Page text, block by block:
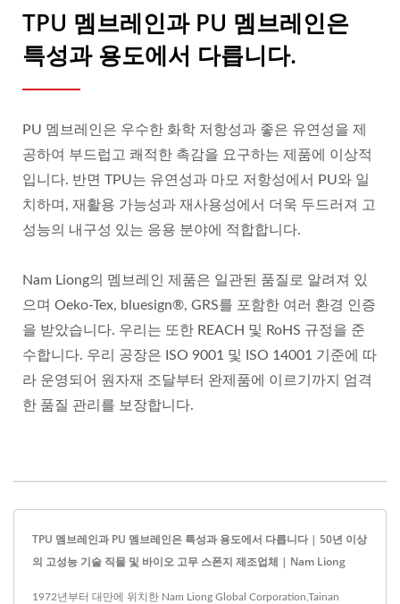
TPU 멤브레인과 PU 멤브레인은
특성과 용도에서 다릅니다.
PU 멤브레인은 우수한 화학 저항성과 좋은 유연성을 제
공하여 부드럽고 쾌적한 촉감을 요구하는 제품에 이상적
입니다. 반면 TPU는 유연성과 마모 저항성에서 PU와 일
치하며, 재활용 가능성과 재사용성에서 더욱 두드러져 고
성능의 내구성 있는 응용 분야에 적합합니다.
Nam Liong의 멤브레인 제품은 일관된 품질로 알려져 있
으며 Oeko-Tex, bluesign®, GRS를 포함한 여러 환경 인증
을 받았습니다. 우리는 또한 REACH 및 RoHS 규정을 준
수합니다. 우리 공장은 ISO 9001 및 ISO 14001 기준에 따
라 운영되어 원자재 조달부터 완제품에 이르기까지 엄격
한 품질 관리를 보장합니다.
TPU 멤브레인과 PU 멤브레인은 특성과 용도에서 다릅니다 | 50년 이상
의 고성능 기술 직물 및 바이오 고무 스폰지 제조업체 | Nam Liong
1972년부터 대만에 위치한 Nam Liong Global Corporation,Tainan